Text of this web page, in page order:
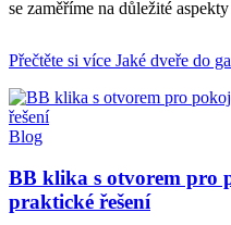
se zaměříme na důležité
Přečtěte si více Jaké dveře do
Blog
BB klika s otvorem pro
praktické řešení